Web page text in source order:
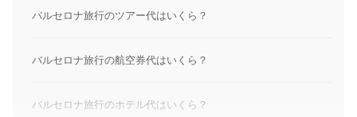
バルセロナ旅行のツアー代はいくら？
バルセロナ旅行の航空券代はいくら？
バルセロナ旅行のホテル代はいくら？